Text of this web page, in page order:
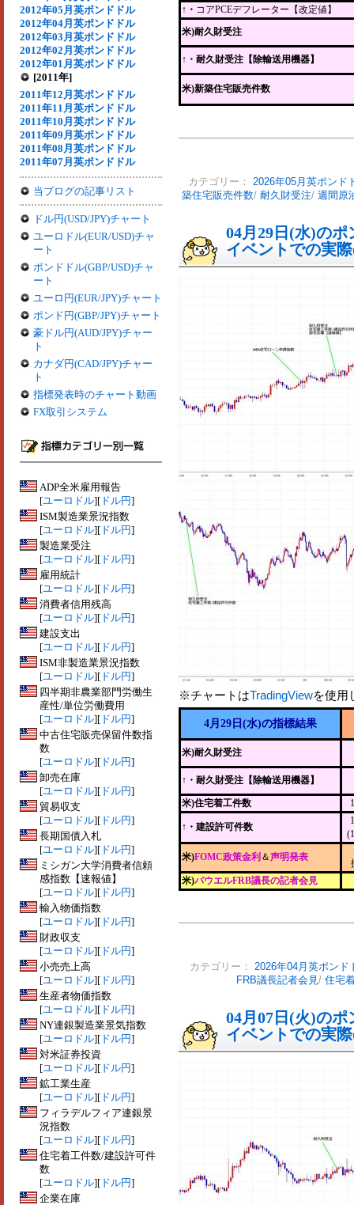
2012年05月英ポンドドル
2012年04月英ポンドドル
2012年03月英ポンドドル
2012年02月英ポンドドル
2012年01月英ポンドドル
[2011年]
2011年12月英ポンドドル
2011年11月英ポンドドル
2011年10月英ポンドドル
2011年09月英ポンドドル
2011年08月英ポンドドル
2011年07月英ポンドドル
当ブログの記事リスト
ドル円(USD/JPY)チャート
ユーロドル(EUR/USD)チャ
ート
ポンドドル(GBP/USD)チャ
ート
ユーロ円(EUR/JPY)チャート
ポンド円(GBP/JPY)チャート
豪ドル円(AUD/JPY)チャー
ト
カナダ円(CAD/JPY)チャー
ト
指標発表時のチャート動画
FX取引システム
ADP全米雇用報告
[ユーロドル][ ドル円]
ISM製造業景況指数
[ユーロドル][ ドル円]
製造業受注
[ユーロドル][ ドル円]
雇用統計
[ユーロドル][ ドル円]
消費者信用残高
[ユーロドル][ ドル円]
建設支出
[ユーロドル][ ドル円]
ISM非製造業景況指数
[ユーロドル][ ドル円]
四半期非農業部門労働生
産性/単位労働費用
[ユーロドル][ ドル円]
中古住宅販売保留件数指
数
[ユーロドル][ ドル円]
卸売在庫
[ユーロドル][ ドル円]
貿易収支
[ユーロドル][ ドル円]
長期国債入札
[ユーロドル][ ドル円]
ミシガン大学消費者信頼
感指数【速報値】
[ユーロドル][ ドル円]
輸入物価指数
[ユーロドル][ ドル円]
財政収支
[ユーロドル][ ドル円]
小売売上高
[ユーロドル][ ドル円]
生産者物価指数
[ユーロドル][ ドル円]
NY連銀製造業景気指数
[ユーロドル][ ドル円]
対米証券投資
[ユーロドル][ ドル円]
鉱工業生産
[ユーロドル][ ドル円]
フィラデルフィア連銀景
況指数
[ユーロドル][ ドル円]
住宅着工件数/建設許可件
数
[ユーロドル][ ドル円]
企業在庫
↑・ コアPCEデフレーター【改定値】
米)耐久財受注
↑ ・耐久財受注【除輸送用機器】
米)新築住宅販売件数
カテゴリー： 2026年05月英ポンド
築住宅販売件数/ 耐久財受注/ 週間原
04月29日(水)の
イベントでの実
※チャートはTradingViewを使用
4月29日(水)の指標結果
米)耐久財受注
↑ ・耐久財受注【除輸送用機器】
米)住宅着工件数
↑・建設許可件数
米)FOMC政策金利 ＆声明発表
米)パウエルFRB議長の記者会見
カテゴリー： 2026年04月英ポンド
FRB議長記者会見/ 住宅
04月07日(火)の
イベントでの実